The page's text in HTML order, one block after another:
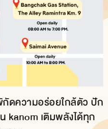
ดความอร่อยใกล้ตัว ปัก
kanom เติมพลังได้ทุก